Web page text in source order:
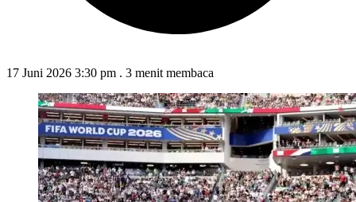
17 Juni 2026 3:30 pm . 3 menit membaca